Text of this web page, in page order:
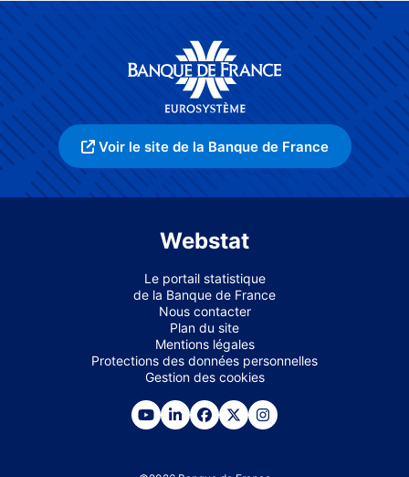
Voir le site de la Banque de France
Webstat
Le portail statistique
de la Banque de France
Nous contacter
Plan du site
Mentions légales
Protections des données personnelles
Gestion des cookies